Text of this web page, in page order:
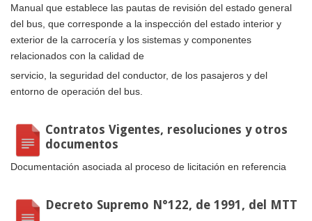
Manual que establece las pautas de revisión del estado general
del bus, que corresponde a la inspección del estado interior y
exterior de la carrocería y los sistemas y componentes
relacionados con la calidad de
servicio, la seguridad del conductor, de los pasajeros y del
entorno de operación del bus.
Contratos Vigentes, resoluciones y otros
documentos
Documentación asociada al proceso de licitación en referencia
Decreto Supremo N°122, de 1991, del MTT